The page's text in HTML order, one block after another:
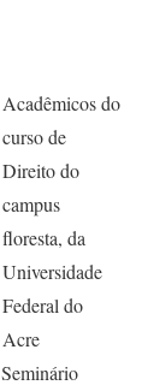
Acadêmicos do
curso de
Direito do
campus
floresta, da
Universidade
Federal do
Acre